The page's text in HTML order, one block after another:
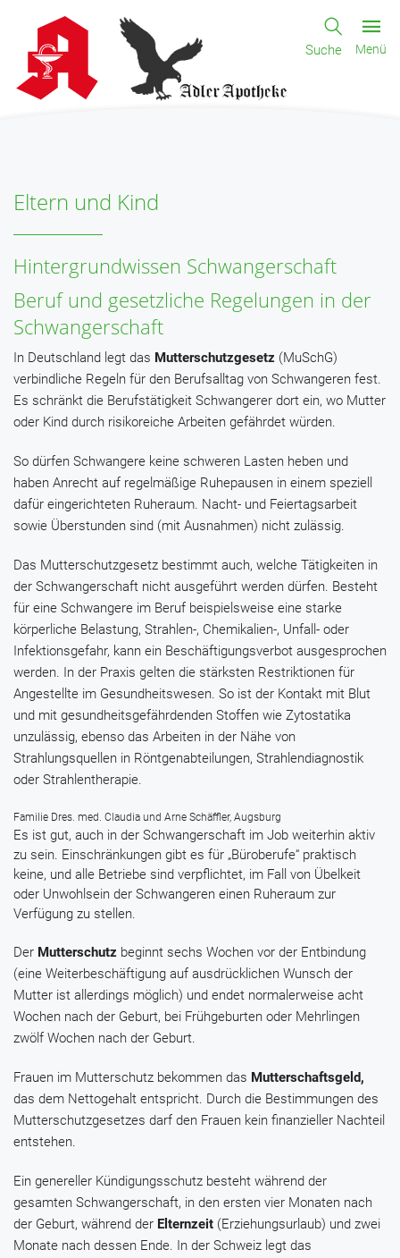
Suche Menü
Eltern und Kind
Hintergrundwissen Schwangerschaft
Beruf und gesetzliche Regelungen in der
Schwangerschaft
In Deutschland legt das Mutterschutzgesetz (MuSchG)
verbindliche Regeln für den Berufsalltag von Schwangeren fest.
Es schränkt die Berufstätigkeit Schwangerer dort ein, wo Mutter
oder Kind durch risikoreiche Arbeiten gefährdet würden.
So dürfen Schwangere keine schweren Lasten heben und
haben Anrecht auf regelmäßige Ruhepausen in einem speziell
dafür eingerichteten Ruheraum. Nacht- und Feiertagsarbeit
sowie Überstunden sind (mit Ausnahmen) nicht zulässig.
Das Mutterschutzgesetz bestimmt auch, welche Tätigkeiten in
der Schwangerschaft nicht ausgeführt werden dürfen. Besteht
für eine Schwangere im Beruf beispielsweise eine starke
körperliche Belastung, Strahlen-, Chemikalien-, Unfall- oder
Infektionsgefahr, kann ein Beschäftigungsverbot ausgesprochen
werden. In der Praxis gelten die stärksten Restriktionen für
Angestellte im Gesundheitswesen. So ist der Kontakt mit Blut
und mit gesundheitsgefährdenden Stoffen wie Zytostatika
unzulässig, ebenso das Arbeiten in der Nähe von
Strahlungsquellen in Röntgenabteilungen, Strahlendiagnostik
oder Strahlentherapie.
Familie Dres. med. Claudia und Arne Schäffler, Augsburg
Es ist gut, auch in der Schwangerschaft im Job weiterhin aktiv
zu sein. Einschränkungen gibt es für „Büroberufe“ praktisch
keine, und alle Betriebe sind verpflichtet, im Fall von Übelkeit
oder Unwohlsein der Schwangeren einen Ruheraum zur
Verfügung zu stellen.
Der Mutterschutz beginnt sechs Wochen vor der Entbindung
(eine Weiterbeschäftigung auf ausdrücklichen Wunsch der
Mutter ist allerdings möglich) und endet normalerweise acht
Wochen nach der Geburt, bei Frühgeburten oder Mehrlingen
zwölf Wochen nach der Geburt.
Frauen im Mutterschutz bekommen das Mutterschaftsgeld,
das dem Nettogehalt entspricht. Durch die Bestimmungen des
Mutterschutzgesetzes darf den Frauen kein finanzieller Nachteil
entstehen.
Ein genereller Kündigungsschutz besteht während der
gesamten Schwangerschaft, in den ersten vier Monaten nach
der Geburt, während der Elternzeit (Erziehungsurlaub) und zwei
Monate nach dessen Ende. In der Schweiz legt das